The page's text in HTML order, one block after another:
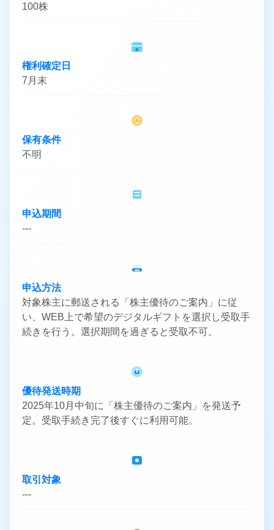
100株
権利確定日
7月末
保有条件
不明
申込期間
---
申込方法
対象株主に郵送される「株主優待のご案内」に従
い、WEB上で希望のデジタルギフトを選択し受取手
続きを行う。選択期間を過ぎると受取不可。
優待発送時期
2025年10月中旬に「株主優待のご案内」を発送予
定。受取手続き完了後すぐに利用可能。
取引対象
---